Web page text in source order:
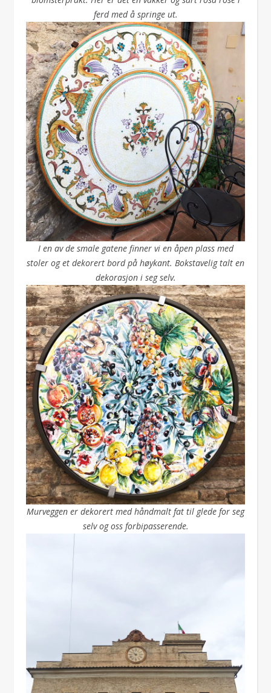
ferd med å springe ut.
I en av de smale gatene finner vi en åpen plass med
stoler og et dekorert bord på høykant. Bokstavelig talt en
dekorasjon i seg selv.
Murveggen er dekorert med håndmalt fat til glede for seg
selv og oss forbipasserende.